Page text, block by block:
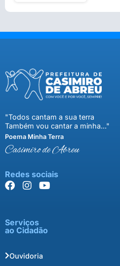
"Todos cantam a sua terra
Também vou cantar a minha..."
Poema Minha Terra
Casimiro de Abreu
Redes sociais
Serviços
ao Cidadão
Ouvidoria